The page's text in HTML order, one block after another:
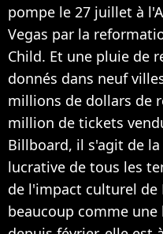
pompe le 27 juillet à
Vegas par la
Child. Et une pluie de
donnés dans neuf
millions de dollars de
million de tickets
Billboard, il s'agit de
lucrative de tous les
de l'impact culturel de
beaucoup comme